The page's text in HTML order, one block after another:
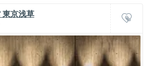
東京浅草